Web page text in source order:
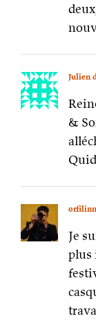
Julien
&
orfilinn
Je
plus